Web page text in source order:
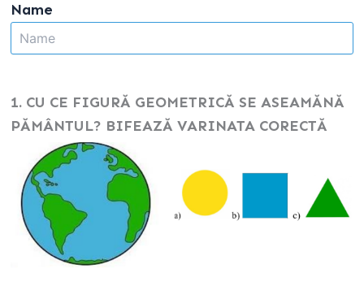
Name
1. CU CE FIGURĂ GEOMETRICĂ SE ASEAMĂNĂ
PĂMÂNTUL? BIFEAZĂ VARINATA CORECTĂ